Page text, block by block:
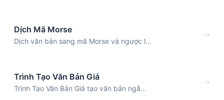
Dịch Mã Morse
Dịch văn bản sang mã Morse và ngược l...
Trình Tạo Văn Bản Giả
Trình Tạo Văn Bản Giả tạo văn bản ngẫ...